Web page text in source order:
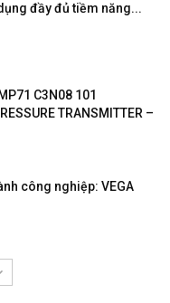
đầy đủ tiềm năng...
C3N08 101
TRANSMITTER –
công nghiệp: VEGA